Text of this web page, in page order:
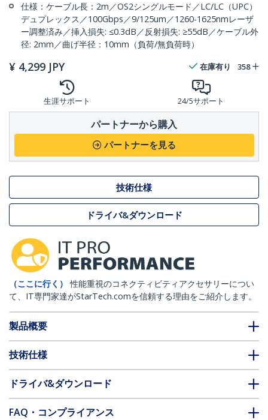
仕様：ケーブル長：2m／OS2シングルモード／LC/LC（UPC）
デュプレックス／100Gbps／9/125um／1260-1625nmレーザ
ー調整済み／挿入損失: ≤0.3dB／反射損失: ≥55dB／ケーブル外
径: 2mm／曲げ半径：10mm（負荷/無負荷時）
¥ 4,299 JPY 在庫有り 358
生涯サポート 24/5サポート
パートナーから購入
パートナーを見る
技術仕様
ドライバ&ダウンロード
（ここに行く）
性能重視のコネクティビティアクセサリーについ
て、IT専門家達がStarTech.comを信頼する理由をご紹介します。
製品概要
技術仕様
ドライバ&ダウンロード
FAQ・コンプライアンス